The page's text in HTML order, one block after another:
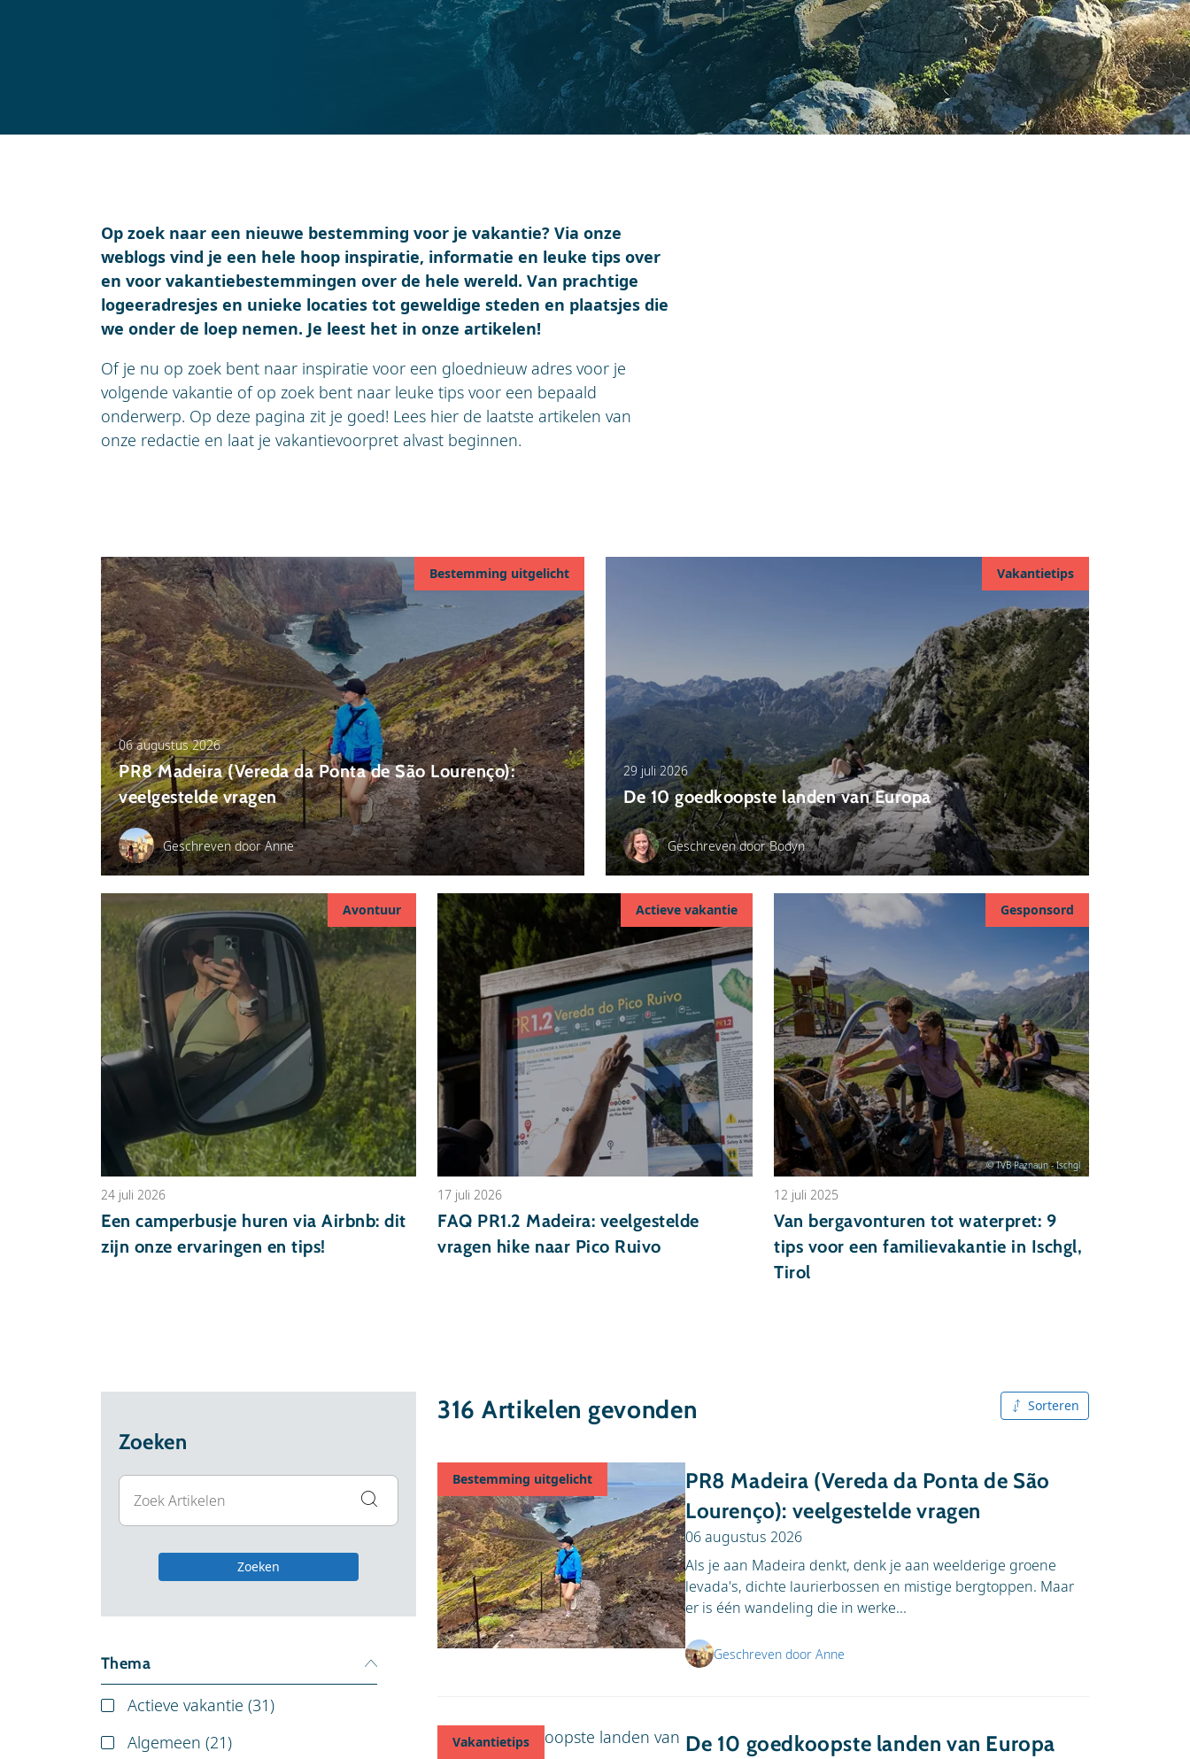
Op zoek naar een nieuwe bestemming voor je vakantie? Via onze
weblogs vind je een hele hoop inspiratie, informatie en leuke tips over
en voor vakantiebestemmingen over de hele wereld. Van prachtige
logeeradresjes en unieke locaties tot geweldige steden en plaatsjes die
we onder de loep nemen. Je leest het in onze artikelen!
Of je nu op zoek bent naar inspiratie voor een gloednieuw adres voor je
volgende vakantie of op zoek bent naar leuke tips voor een bepaald
onderwerp. Op deze pagina zit je goed! Lees hier de laatste artikelen van
onze redactie en laat je vakantievoorpret alvast beginnen.
Bestemming uitgelicht
06 augustus 2026
PR8 Madeira (Vereda da Ponta de São Lourenço):
veelgestelde vragen
Geschreven door Anne
Vakantietips
29 juli 2026
De 10 goedkoopste landen van Europa
Geschreven door Bodyn
Avontuur
24 juli 2026
Een camperbusje huren via Airbnb: dit
zijn onze ervaringen en tips!
Actieve vakantie
17 juli 2026
FAQ PR1.2 Madeira: veelgestelde
vragen hike naar Pico Ruivo
Gesponsord
© TVB Paznaun - Ischgl
12 juli 2025
Van bergavonturen tot waterpret: 9
tips voor een familievakantie in Ischgl,
Tirol
Zoeken
Zoeken
Thema
Actieve vakantie (31)
Algemeen (21)
316 Artikelen gevonden Sorteren
A tot Z
Bestemming uitgelicht
PR8 Madeira (Vereda da Ponta de São
Lourenço): veelgestelde vragen
06 augustus 2026
Als je aan Madeira denkt, denk je aan weelderige groene
levada's, dichte laurierbossen en mistige bergtoppen. Maar
er is één wandeling die in werke...
Geschreven door Anne
Vakantietips De 10 goedkoopste landen van Europa